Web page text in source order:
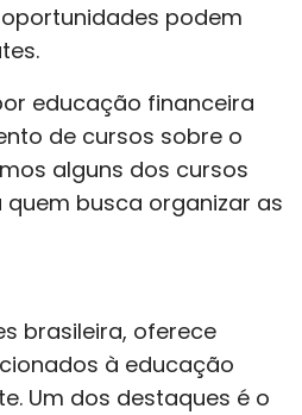
podem
educação financeira
de cursos sobre o
alguns dos cursos
busca organizar as
brasileira, oferece
à educação
Um dos destaques é o